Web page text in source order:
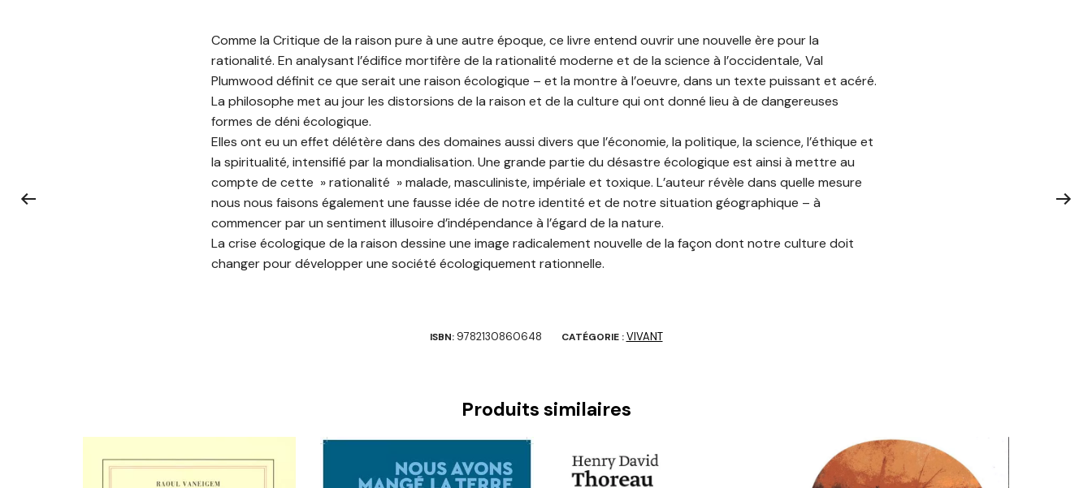
Comme la Critique de la raison pure à une autre époque, ce livre entend ouvrir une nouvelle ère pour la
rationalité. En analysant l’édifice mortifère de la rationalité moderne et de la science à l’occidentale, Val
Plumwood définit ce que serait une raison écologique – et la montre à l’oeuvre, dans un texte puissant et acéré.
La philosophe met au jour les distorsions de la raison et de la culture qui ont donné lieu à de dangereuses
formes de déni écologique.
Elles ont eu un effet délétère dans des domaines aussi divers que l’économie, la politique, la science, l’éthique et
la spiritualité, intensifié par la mondialisation. Une grande partie du désastre écologique est ainsi à mettre au
compte de cette » rationalité » malade, masculiniste, impériale et toxique. L’auteur révèle dans quelle mesure
nous nous faisons également une fausse idée de notre identité et de notre situation géographique – à
commencer par un sentiment illusoire d’indépendance à l’égard de la nature.
La crise écologique de la raison dessine une image radicalement nouvelle de la façon dont notre culture doit
changer pour développer une société écologiquement rationnelle.
ISBN: 9782130860648 CATÉGORIE :VIVANT
Produits similaires